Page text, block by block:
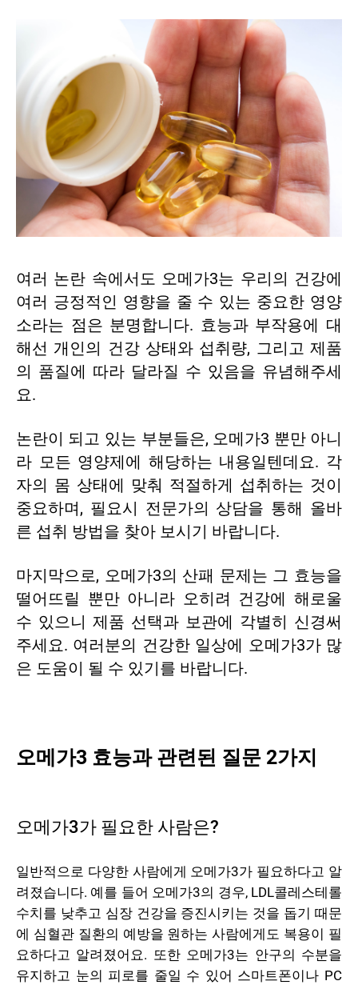
여러 논란 속에서도 오메가3는 우리의 건강에
여러 긍정적인 영향을 줄 수 있는 중요한 영양
소라는 점은 분명합니다. 효능과 부작용에 대
해선 개인의 건강 상태와 섭취량, 그리고 제품
의 품질에 따라 달라질 수 있음을 유념해주세
요.
논란이 되고 있는 부분들은, 오메가3 뿐만 아니
라 모든 영양제에 해당하는 내용일텐데요. 각
자의 몸 상태에 맞춰 적절하게 섭취하는 것이
중요하며, 필요시 전문가의 상담을 통해 올바
른 섭취 방법을 찾아 보시기 바랍니다.
마지막으로, 오메가3의 산패 문제는 그 효능을
떨어뜨릴 뿐만 아니라 오히려 건강에 해로울
수 있으니 제품 선택과 보관에 각별히 신경써
주세요. 여러분의 건강한 일상에 오메가3가 많
은 도움이 될 수 있기를 바랍니다.
오메가3 효능과 관련된 질문 2가지
오메가3가 필요한 사람은?
일반적으로 다양한 사람에게 오메가3가 필요하다고 알
려졌습니다. 예를 들어 오메가3의 경우, LDL콜레스테롤
수치를 낮추고 심장 건강을 증진시키는 것을 돕기 때문
에 심혈관 질환의 예방을 원하는 사람에게도 복용이 필
요하다고 알려졌어요. 또한 오메가3는 안구의 수분을
유지하고 눈의 피로를 줄일 수 있어 스마트폰이나 PC